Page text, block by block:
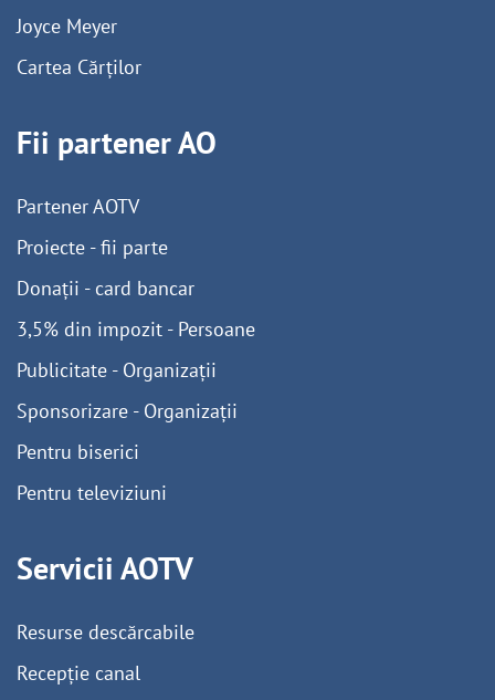
Joyce Meyer
Cartea Cărților
Fii partener AO
Partener AOTV
Proiecte - fii parte
Donații - card bancar
3,5% din impozit - Persoane
Publicitate - Organizații
Sponsorizare - Organizații
Pentru biserici
Pentru televiziuni
Servicii AOTV
Resurse descărcabile
Recepție canal